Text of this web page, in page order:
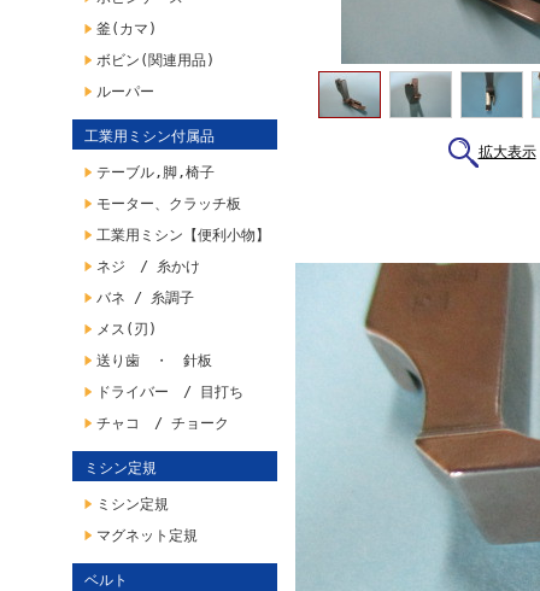
釜(カマ)
ボビン(関連用品)
ルーパー
工業用ミシン付属品
テーブル,脚,椅子
モーター、クラッチ板
工業用ミシン【便利小物】
ネジ / 糸かけ
バネ / 糸調子
メス(刃)
送り歯 ・ 針板
ドライバー / 目打ち
チャコ / チョーク
ミシン定規
ミシン定規
マグネット定規
ベルト
拡大表示